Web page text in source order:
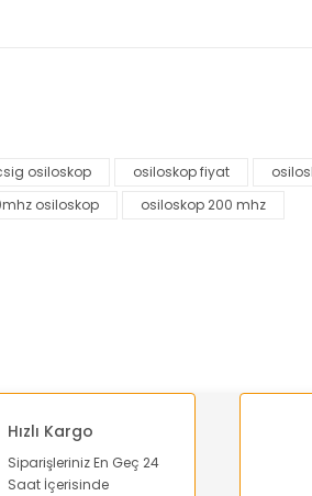
bozuk veya görüntülenemiyor.
eksik bilgiler bulunuyor.
osiloskop osiloskop fiyat
osiloskop
osiloskop 200 mhz
Hızlı Kargo
Siparişleriniz En Geç 24
Saat İçerisinde